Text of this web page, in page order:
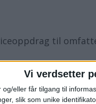
Vi verdsetter
eller får tilgang til
slik som unike
til
ut skjemaet